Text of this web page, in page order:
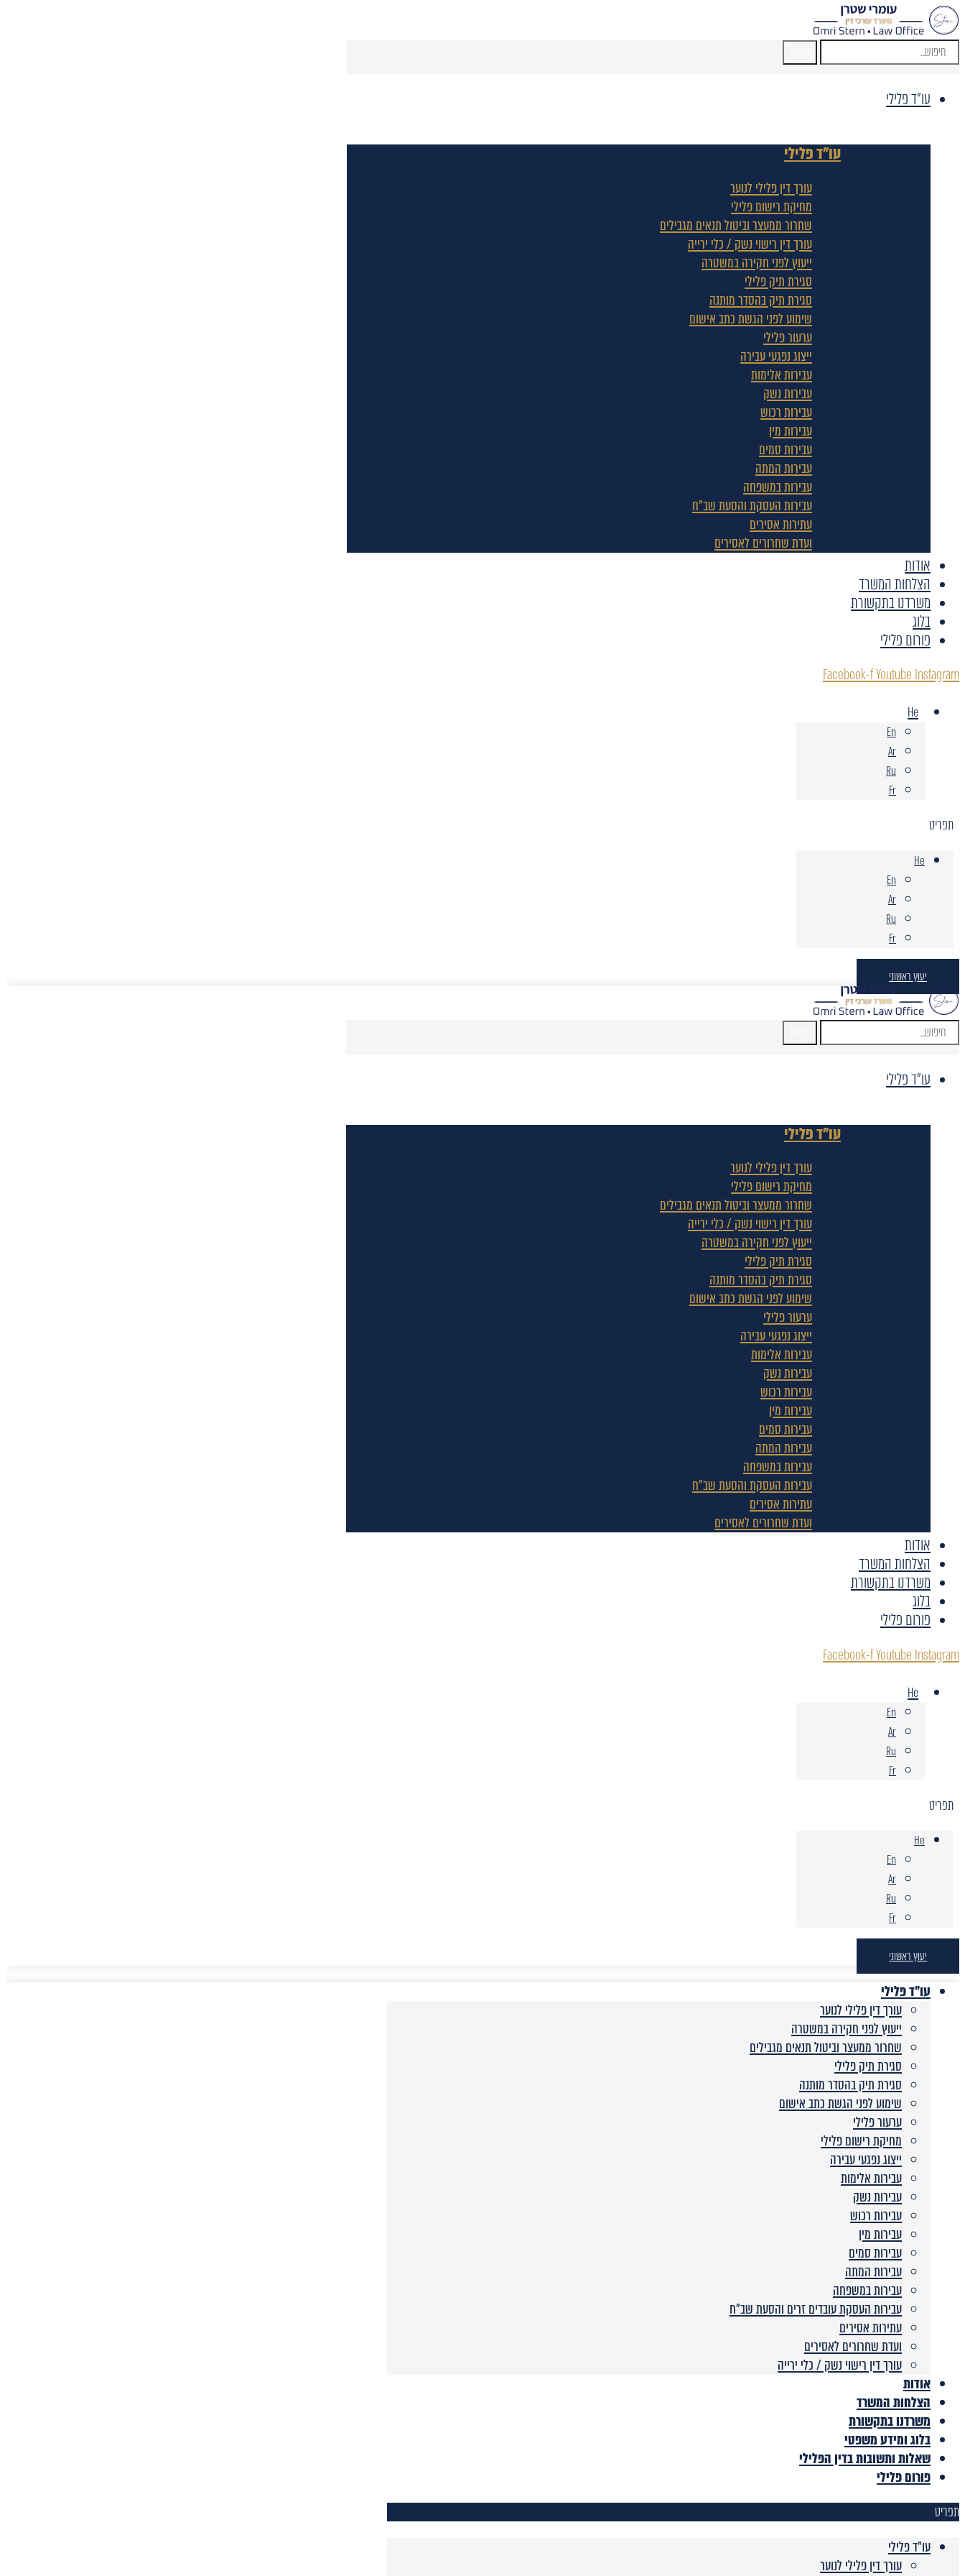
עו"ד פלילי
עו"ד פלילי
עורך דין פלילי לנוער
מחיקת רישום פלילי
שחרור ממעצר וביטול תנאים מגבילים
עורך דין רישוי נשק / כלי ירייה
ייעוץ לפני חקירה במשטרה
סגירת תיק פלילי
סגירת תיק בהסדר מותנה
שימוע לפני הגשת כתב אישום
ערעור פלילי
ייצוג נפגעי עבירה
עבירות אלימות
עבירות נשק
עבירות רכוש
עבירות מין
עבירות סמים
עבירות המתה
עבירות במשפחה
עבירות העסקת והסעת שב"ח
עתירות אסירים
ועדת שחרורים לאסירים
אודות
הצלחות המשרד
משרדנו בתקשורת
בלוג
פורום פלילי
Facebook-fYoutube Instagram
He
En
Ar
Ru
Fr
תפריט
He
En
Ar
Ru
Fr
יעוץ ראשוני
עו"ד פלילי
עו"ד פלילי
עורך דין פלילי לנוער
מחיקת רישום פלילי
שחרור ממעצר וביטול תנאים מגבילים
עורך דין רישוי נשק / כלי ירייה
ייעוץ לפני חקירה במשטרה
סגירת תיק פלילי
סגירת תיק בהסדר מותנה
שימוע לפני הגשת כתב אישום
ערעור פלילי
ייצוג נפגעי עבירה
עבירות אלימות
עבירות נשק
עבירות רכוש
עבירות מין
עבירות סמים
עבירות המתה
עבירות במשפחה
עבירות העסקת והסעת שב"ח
עתירות אסירים
ועדת שחרורים לאסירים
אודות
הצלחות המשרד
משרדנו בתקשורת
בלוג
פורום פלילי
Facebook-fYoutube Instagram
He
En
Ar
Ru
Fr
תפריט
He
En
Ar
Ru
Fr
יעוץ ראשוני
עו"ד פלילי
עורך דין פלילי לנוער
ייעוץ לפני חקירה במשטרה
שחרור ממעצר וביטול תנאים מגבילים
סגירת תיק פלילי
סגירת תיק בהסדר מותנה
שימוע לפני הגשת כתב אישום
ערעור פלילי
מחיקת רישום פלילי
ייצוג נפגעי עבירה
עבירות אלימות
עבירות נשק
עבירות רכוש
עבירות מין
עבירות סמים
עבירות המתה
עבירות במשפחה
עבירות העסקת עובדים זרים והסעת שב”ח
עתירות אסירים
ועדת שחרורים לאסירים
עורך דין רישוי נשק / כלי ירייה
אודות
הצלחות המשרד
משרדנו בתקשורת
בלוג ומידע משפטי
שאלות ותשובות בדין הפלילי
פורום פלילי
תפריט
עו"ד פלילי
עורך דין פלילי לנוער